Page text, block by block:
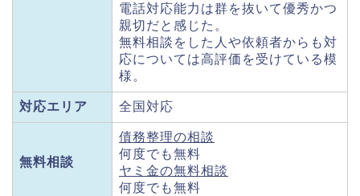
電話対応能力は群を抜いて優秀かつ
親切だと感じた。
無料相談をした人や依頼者からも対
応については高評価を受けている模
様。
対応エリア 全国対応
無料相談
債務整理の相談
何度でも無料
ヤミ金の無料相談
何度でも無料